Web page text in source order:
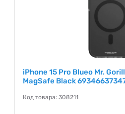
iPhone 15 Pro Blueo Mr.
MagSafe Black
Код товара: 308211